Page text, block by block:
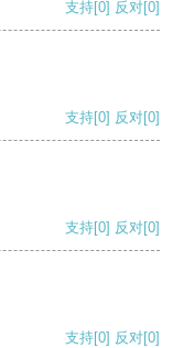
支持[0] 反对[0]
支持[0] 反对[0]
支持[0] 反对[0]
支持[0] 反对[0]